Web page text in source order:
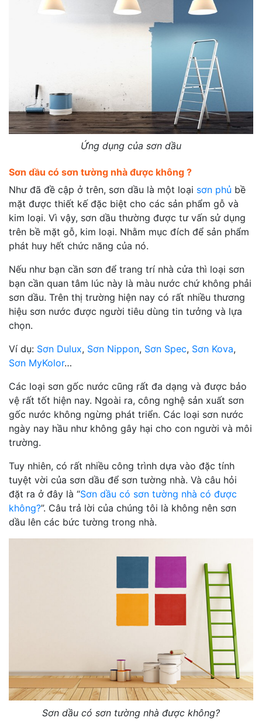
Ứng dụng của sơn dầu
Sơn dầu có sơn tường nhà được không ?
Như đã đề cập ở trên, sơn dầu là một loại sơn phủ bề
mặt được thiết kế đặc biệt cho các sản phẩm gỗ và
kim loại. Vì vậy, sơn dầu thường được tư vấn sử dụng
trên bề mặt gỗ, kim loại. Nhằm mục đích để sản phẩm
phát huy hết chức năng của nó.
Nếu như bạn cần sơn để trang trí nhà cửa thì loại sơn
bạn cần quan tâm lúc này là màu nước chứ không phải
sơn dầu. Trên thị trường hiện nay có rất nhiều thương
hiệu sơn nước được người tiêu dùng tin tưởng và lựa
chọn.
Ví dụ: Sơn Dulux, Sơn Nippon, Sơn Spec, Sơn Kova,
Sơn MyKolor…
Các loại sơn gốc nước cũng rất đa dạng và được bảo
vệ rất tốt hiện nay. Ngoài ra, công nghệ sản xuất sơn
gốc nước không ngừng phát triển. Các loại sơn nước
ngày nay hầu như không gây hại cho con người và môi
trường.
Tuy nhiên, có rất nhiều công trình dựa vào đặc tính
tuyệt vời của sơn dầu để sơn tường nhà. Và câu hỏi
đặt ra ở đây là “Sơn dầu có sơn tường nhà có được
không?”. Câu trả lời của chúng tôi là không nên sơn
dầu lên các bức tường trong nhà.
Sơn dầu có sơn tường nhà được không?